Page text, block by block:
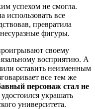
успехом не смогла.
использовать все
превратила
фигуры.
своему
восприятию. А
оставить неизменным
все тем же
персонаж стал не
украшать
университета.